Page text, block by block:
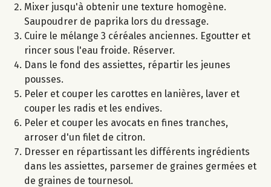
Mixer jusqu'à obtenir une texture homogène.
Saupoudrer de paprika lors du dressage.
Cuire le mélange 3 céréales anciennes. Egoutter et
rincer sous l'eau froide. Réserver.
Dans le fond des assiettes, répartir les jeunes
pousses.
Peler et couper les carottes en lanières, laver et
couper les radis et les endives.
Peler et couper les avocats en fines tranches,
arroser d'un filet de citron.
Dresser en répartissant les différents ingrédients
dans les assiettes, parsemer de graines germées et
de graines de tournesol.